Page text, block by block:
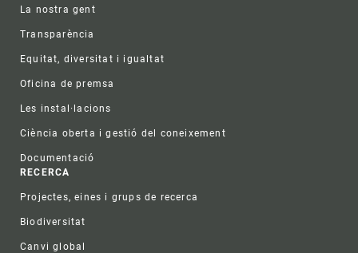
La nostra gent
Transparència
Equitat, diversitat i igualtat
Oficina de premsa
Les instal·lacions
Ciència oberta i gestió del coneixement
Documentació
RECERCA
Projectes, eines i grups de recerca
Biodiversitat
Canvi global